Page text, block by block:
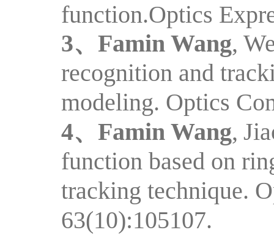
function.Optics
3、 Famin Wang,
recognition and
modeling. Optics
4、 Famin Wang,
function based on
tracking technique.
63(10):105107.